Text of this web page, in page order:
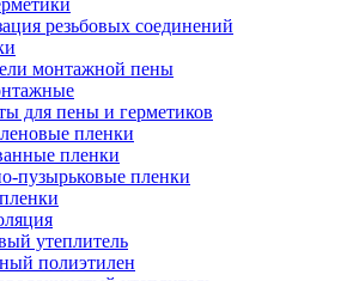
резьбовых соединений
монтажной пены
для пены и герметиков
пленки
пленки
пузырьковые пленки
утеплитель
полиэтилен